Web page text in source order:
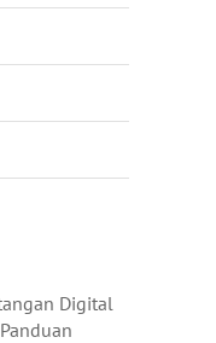
Digital